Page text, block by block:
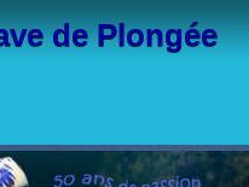
de Plongée